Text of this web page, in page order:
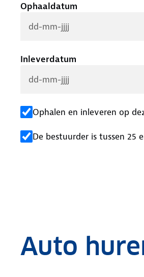
Ophaaldatum
Inleverdatum
Ophalen en inleveren op
De bestuurder is tussen 25
Auto